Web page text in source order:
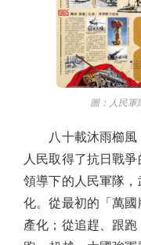
圖：人民軍隊
八十載沐雨櫛風，
人民取得了抗日戰
領導下的人民軍隊
化。從最初的「萬
產化；從追趕、跟